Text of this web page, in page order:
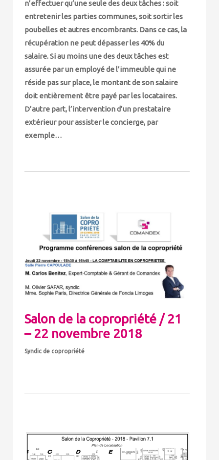
n’effectuer qu’une seule des deux tâches : soit
entretenir les parties communes, soit sortir les
poubelles et autres encombrants. Dans ce cas, la
récupération ne peut dépasser les 40% du
salaire. Si au moins une des deux tâches est
assurée par un employé de l’immeuble qui ne
réside pas sur place, le montant de son salaire
doit entièrement être payé par les locataires.
D’autre part, l’intervention d’un prestataire
extérieur pour assister le concierge, par
exemple…
Salon de la copropriété / 21
– 22 novembre 2018
Syndic de copropriété